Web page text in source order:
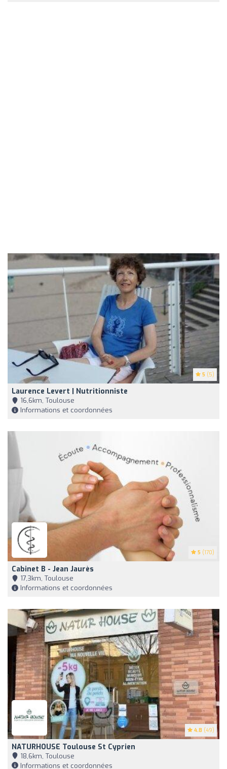
5 (5)
Laurence Levert | Nutritionniste
16,6km, Toulouse
Informations et coordonnées
5 (170)
Cabinet B - Jean Jaurès
17,3km, Toulouse
Informations et coordonnées
4.8 (49)
NATURHOUSE Toulouse St Cyprien
18,6km, Toulouse
Informations et coordonnées